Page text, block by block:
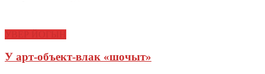
У арт-объект-влак «шочыт»